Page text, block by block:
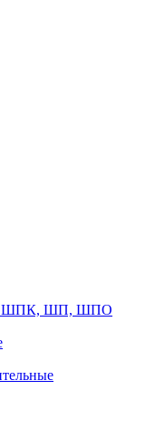
ШПК, ШП, ШПО